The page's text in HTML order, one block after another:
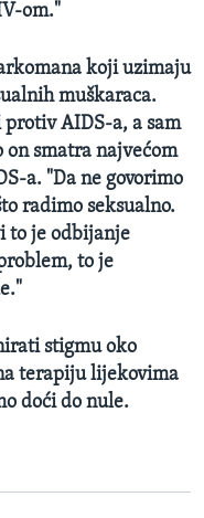
om."
koji uzimaju
muškaraca.
AIDS-a, a sam
on smatra najvećom
a. "Da ne govorimo
radimo seksualno.
to je odbijanje
to je
stigmu oko
terapiju lijekovima
doći do nule.